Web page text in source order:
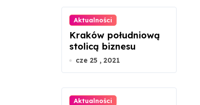
Aktualności
Kraków południową
stolicą biznesu
cze 25 , 2021
Aktualności